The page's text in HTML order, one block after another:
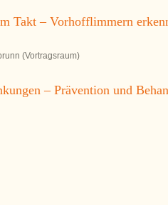
Takt – Vorhofflimmern
(Vortragsraum)
– Prävention und